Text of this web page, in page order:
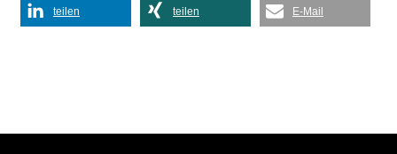
teilen teilen E-Mail